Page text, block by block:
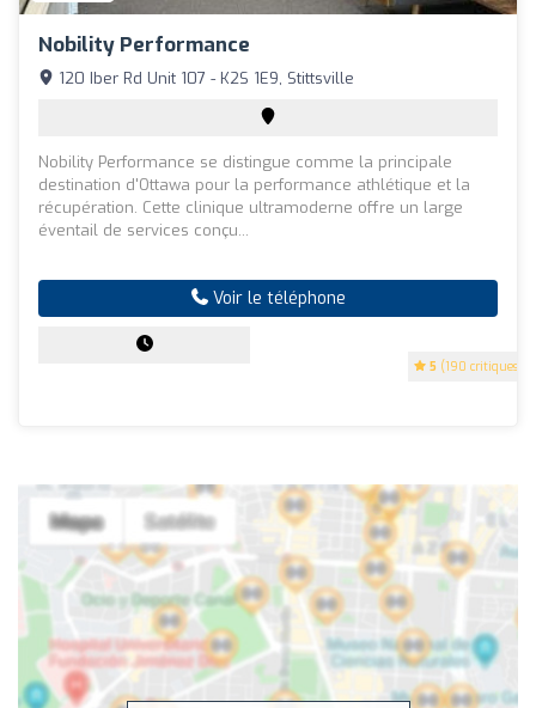
Nobility Performance
5 (190 critiques)
120 Iber Rd Unit 107 - K2S 1E9, Stittsville
Nobility Performance se distingue comme la principale
destination d'Ottawa pour la performance athlétique et la
récupération. Cette clinique ultramoderne offre un large
éventail de services conçu...
Voir le téléphone